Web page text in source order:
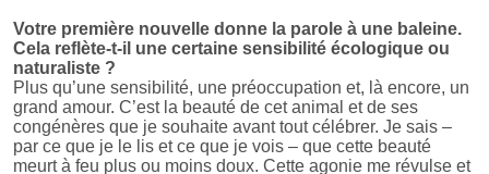
Votre première nouvelle donne la parole à une baleine.
Cela reflète-t-il une certaine sensibilité écologique ou
naturaliste ?
Plus qu’une sensibilité, une préoccupation et, là encore, un
grand amour. C’est la beauté de cet animal et de ses
congénères que je souhaite avant tout célébrer. Je sais –
par ce que je le lis et ce que je vois – que cette beauté
meurt à feu plus ou moins doux. Cette agonie me révulse et